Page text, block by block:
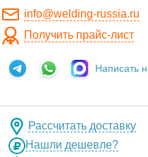
info@welding-russia.ru
Получить прайс-лист
Написать
Рассчитать доставку
Нашли дешевле?